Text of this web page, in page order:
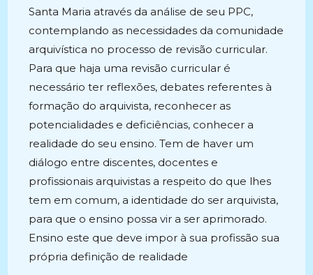
Santa Maria através da análise de seu PPC,
contemplando as necessidades da comunidade
arquivística no processo de revisão curricular.
Para que haja uma revisão curricular é
necessário ter reflexões, debates referentes à
formação do arquivista, reconhecer as
potencialidades e deficiências, conhecer a
realidade do seu ensino. Tem de haver um
diálogo entre discentes, docentes e
profissionais arquivistas a respeito do que lhes
tem em comum, a identidade do ser arquivista,
para que o ensino possa vir a ser aprimorado.
Ensino este que deve impor à sua profissão sua
própria definição de realidade